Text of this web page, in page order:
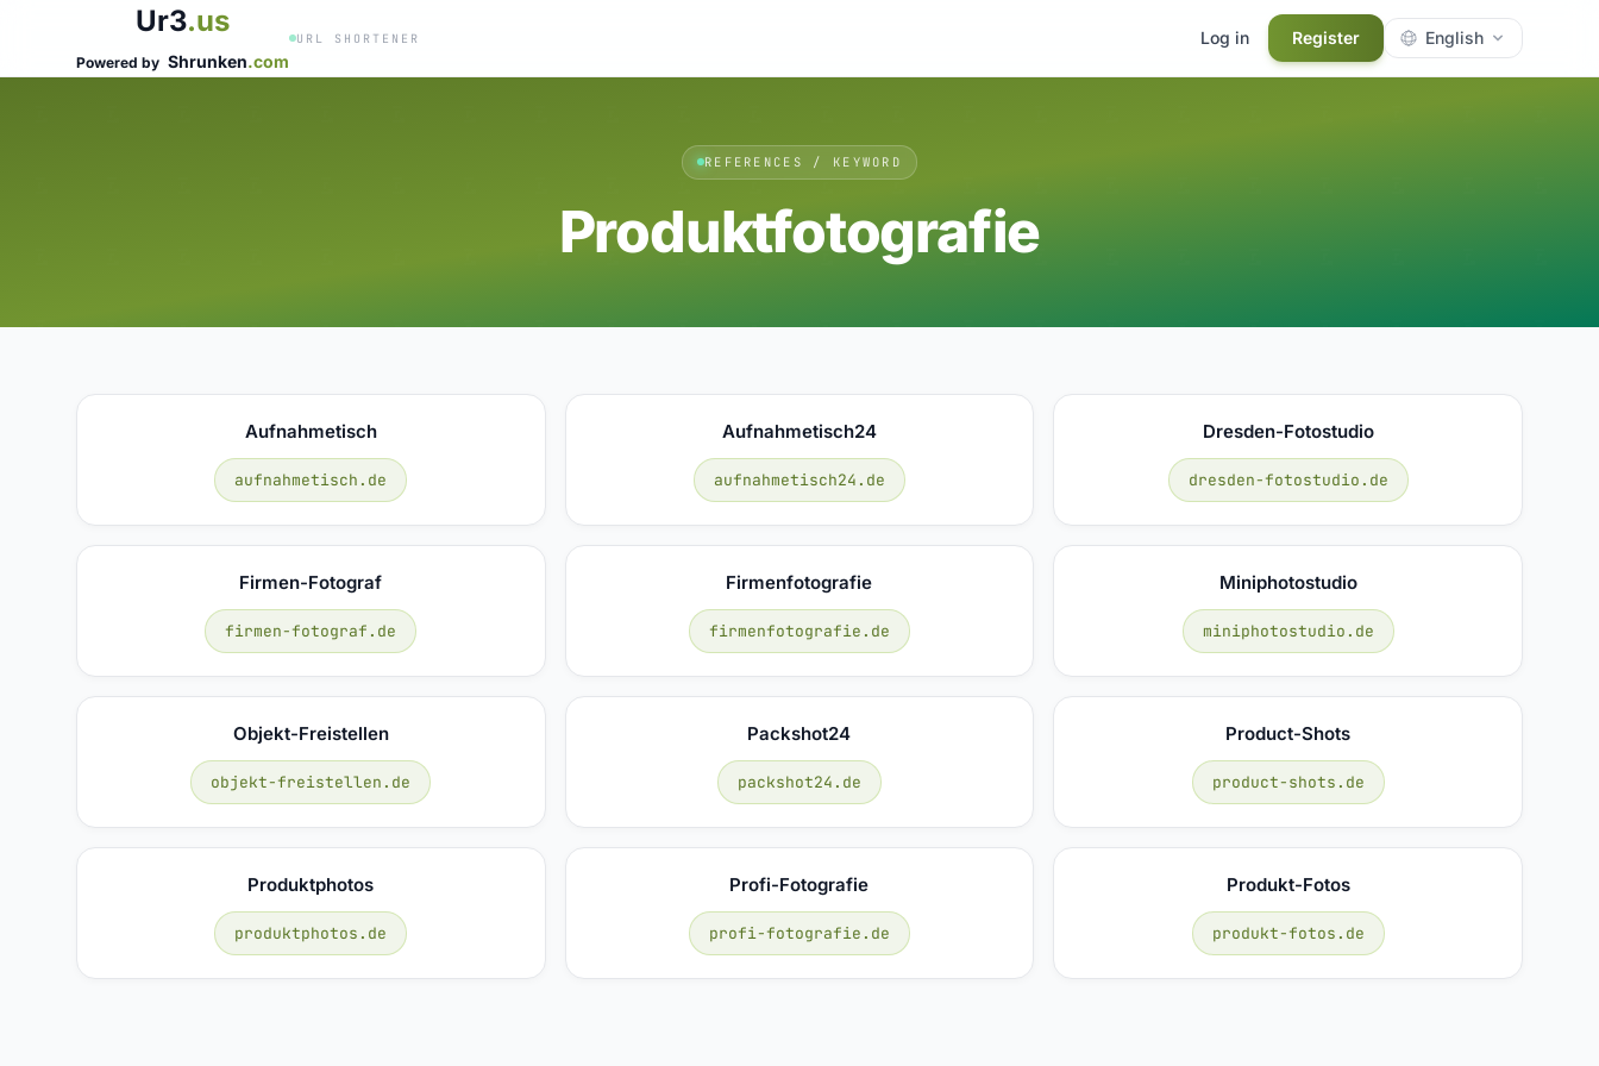
Ur3.us
Powered by Shrunken.com
URL SHORTENER Log in Register English
REFERENCES / KEYWORD
Produktfotografie
Aufnahmetisch
aufnahmetisch.de
Aufnahmetisch24
aufnahmetisch24.de
Dresden-Fotostudio
dresden-fotostudio.de
Firmen-Fotograf
firmen-fotograf.de
Firmenfotografie
firmenfotografie.de
Miniphotostudio
miniphotostudio.de
Objekt-Freistellen
objekt-freistellen.de
Packshot24
packshot24.de
Product-Shots
product-shots.de
Produktphotos
produktphotos.de
Profi-Fotografie
profi-fotografie.de
Produkt-Fotos
produkt-fotos.de